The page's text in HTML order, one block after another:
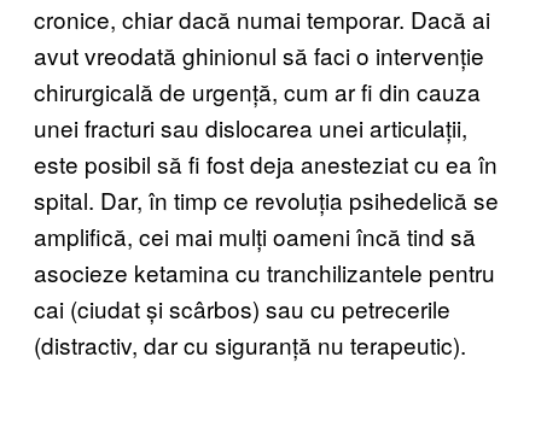
cronice, chiar dacă numai temporar. Dacă ai
avut vreodată ghinionul să faci o intervenție
chirurgicală de urgență, cum ar fi din cauza
unei fracturi sau dislocarea unei articulații,
este posibil să fi fost deja anesteziat cu ea în
spital. Dar, în timp ce revoluția psihedelică se
amplifică, cei mai mulți oameni încă tind să
asocieze ketamina cu tranchilizantele pentru
cai (ciudat și scârbos) sau cu petrecerile
(distractiv, dar cu siguranță nu terapeutic).